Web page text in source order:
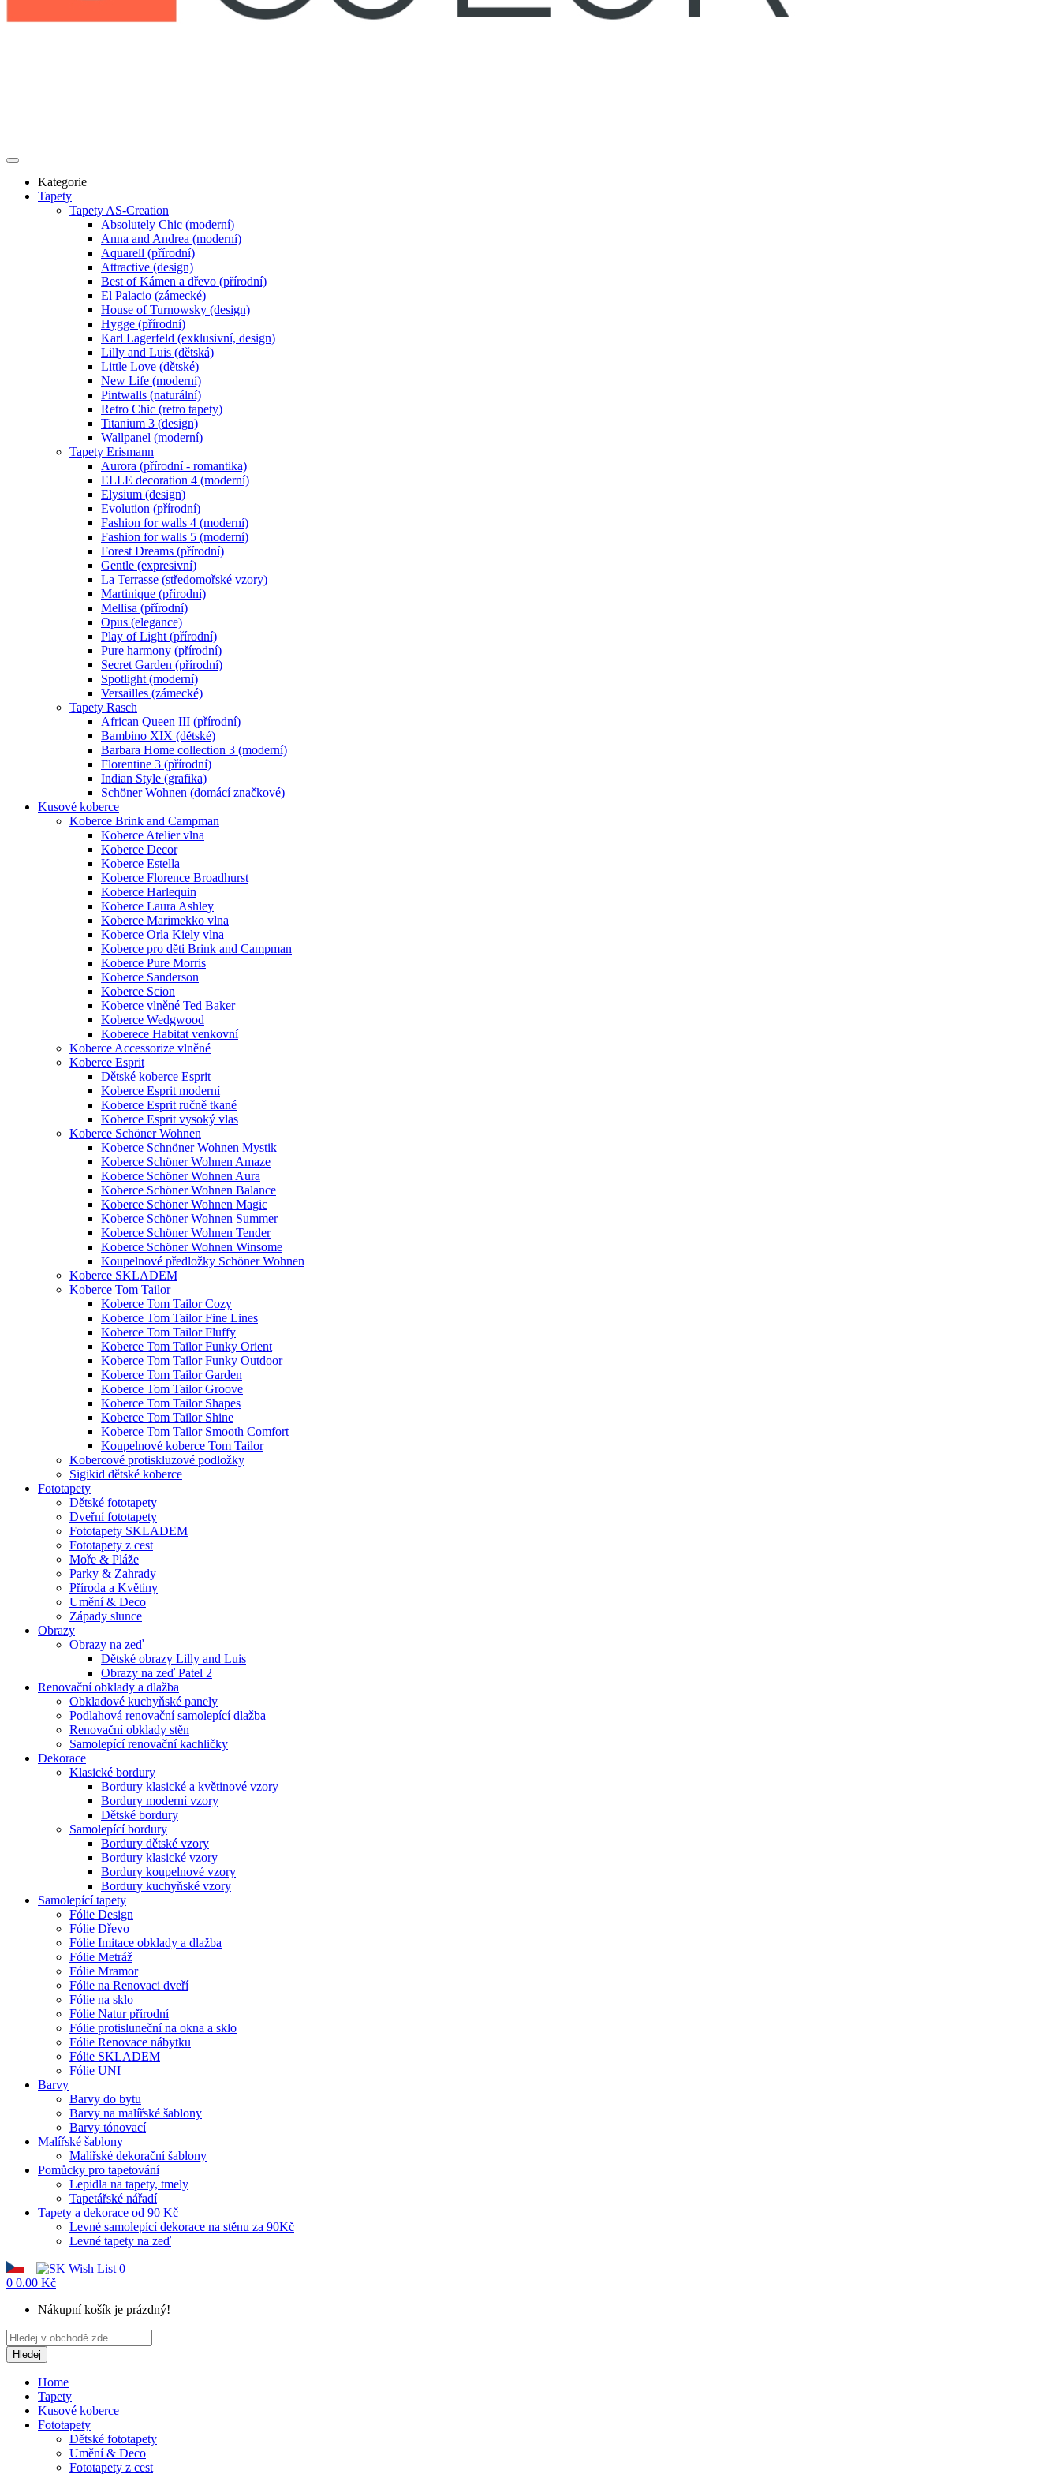
Kategorie
Tapety
Tapety AS-Creation
Absolutely Chic (moderní)
Anna and Andrea (moderní)
Aquarell (přírodní)
Attractive (design)
Best of Kámen a dřevo (přírodní)
El Palacio (zámecké)
House of Turnowsky (design)
Hygge (přírodní)
Karl Lagerfeld (exklusivní, design)
Lilly and Luis (dětská)
Little Love (dětské)
New Life (moderní)
Pintwalls (naturální)
Retro Chic (retro tapety)
Titanium 3 (design)
Wallpanel (moderní)
Tapety Erismann
Aurora (přírodní - romantika)
ELLE decoration 4 (moderní)
Elysium (design)
Evolution (přírodní)
Fashion for walls 4 (moderní)
Fashion for walls 5 (moderní)
Forest Dreams (přírodní)
Gentle (expresivní)
La Terrasse (středomořské vzory)
Martinique (přírodní)
Mellisa (přírodní)
Opus (elegance)
Play of Light (přírodní)
Pure harmony (přírodní)
Secret Garden (přírodní)
Spotlight (moderní)
Versailles (zámecké)
Tapety Rasch
African Queen III (přírodní)
Bambino XIX (dětské)
Barbara Home collection 3 (moderní)
Florentine 3 (přírodní)
Indian Style (grafika)
Schöner Wohnen (domácí značkové)
Kusové koberce
Koberce Brink and Campman
Koberce Atelier vlna
Koberce Decor
Koberce Estella
Koberce Florence Broadhurst
Koberce Harlequin
Koberce Laura Ashley
Koberce Marimekko vlna
Koberce Orla Kiely vlna
Koberce pro děti Brink and Campman
Koberce Pure Morris
Koberce Sanderson
Koberce Scion
Koberce vlněné Ted Baker
Koberce Wedgwood
Koberece Habitat venkovní
Koberce Accessorize vlněné
Koberce Esprit
Dětské koberce Esprit
Koberce Esprit moderní
Koberce Esprit ručně tkané
Koberce Esprit vysoký vlas
Koberce Schöner Wohnen
Koberce Schnöner Wohnen Mystik
Koberce Schöner Wohnen Amaze
Koberce Schöner Wohnen Aura
Koberce Schöner Wohnen Balance
Koberce Schöner Wohnen Magic
Koberce Schöner Wohnen Summer
Koberce Schöner Wohnen Tender
Koberce Schöner Wohnen Winsome
Koupelnové předložky Schöner Wohnen
Koberce SKLADEM
Koberce Tom Tailor
Koberce Tom Tailor Cozy
Koberce Tom Tailor Fine Lines
Koberce Tom Tailor Fluffy
Koberce Tom Tailor Funky Orient
Koberce Tom Tailor Funky Outdoor
Koberce Tom Tailor Garden
Koberce Tom Tailor Groove
Koberce Tom Tailor Shapes
Koberce Tom Tailor Shine
Koberce Tom Tailor Smooth Comfort
Koupelnové koberce Tom Tailor
Kobercové protiskluzové podložky
Sigikid dětské koberce
Fototapety
Dětské fototapety
Dveřní fototapety
Fototapety SKLADEM
Fototapety z cest
Moře & Pláže
Parky & Zahrady
Příroda a Květiny
Umění & Deco
Západy slunce
Obrazy
Obrazy na zeď
Dětské obrazy Lilly and Luis
Obrazy na zeď Patel 2
Renovační obklady a dlažba
Obkladové kuchyňské panely
Podlahová renovační samolepící dlažba
Renovační obklady stěn
Samolepící renovační kachličky
Dekorace
Klasické bordury
Bordury klasické a květinové vzory
Bordury moderní vzory
Dětské bordury
Samolepící bordury
Bordury dětské vzory
Bordury klasické vzory
Bordury koupelnové vzory
Bordury kuchyňské vzory
Samolepící tapety
Fólie Design
Fólie Dřevo
Fólie Imitace obklady a dlažba
Fólie Metráž
Fólie Mramor
Fólie na Renovaci dveří
Fólie na sklo
Fólie Natur přírodní
Fólie protisluneční na okna a sklo
Fólie Renovace nábytku
Fólie SKLADEM
Fólie UNI
Barvy
Barvy do bytu
Barvy na malířské šablony
Barvy tónovací
Malířské šablony
Malířské dekorační šablony
Pomůcky pro tapetování
Lepidla na tapety, tmely
Tapetářské nářadí
Tapety a dekorace od 90 Kč
Levné samolepící dekorace na stěnu za 90Kč
Levné tapety na zeď
Wish List 0
0 0.00 Kč
Nákupní košík je prázdný!
Hledej
Home
Tapety
Kusové koberce
Fototapety
Dětské fototapety
Umění & Deco
Fototapety z cest